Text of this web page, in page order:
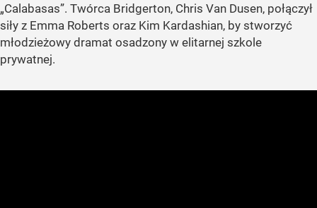
„Calabasas”. Twórca Bridgerton, Chris Van Dusen, połączył
siły z Emma Roberts oraz Kim Kardashian, by stworzyć
młodzieżowy dramat osadzony w elitarnej szkole
prywatnej.